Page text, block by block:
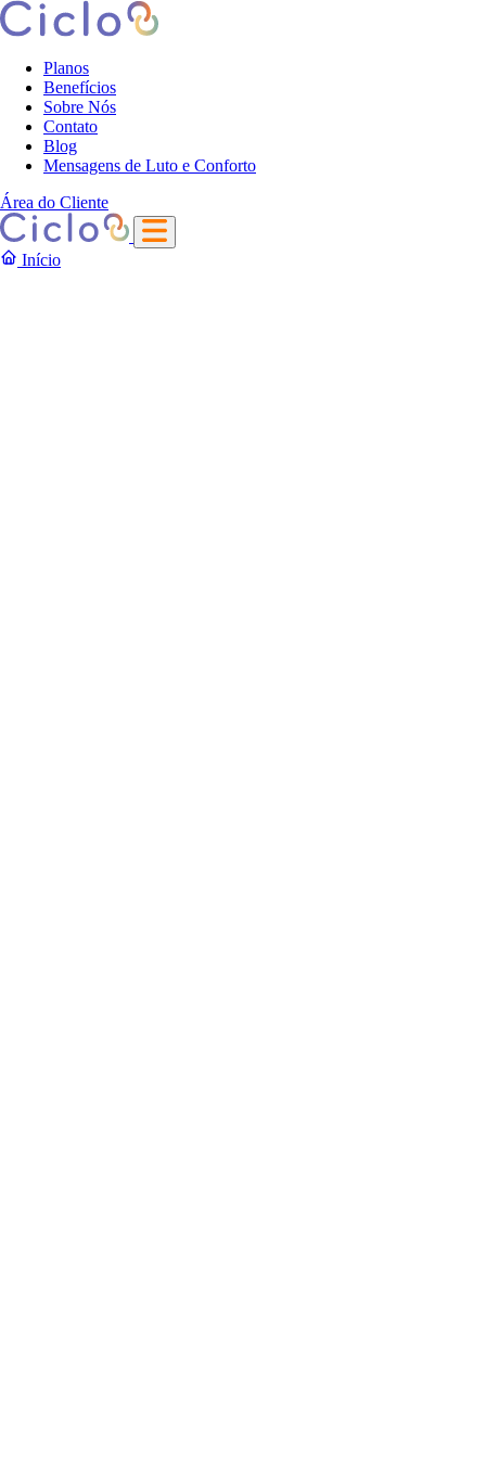
Planos
Benefícios
Sobre Nós
Contato
Blog
Mensagens de Luto e Conforto
Área do Cliente
Início